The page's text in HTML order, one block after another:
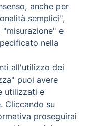
riservati - Vita
Torna
anche per
semplici",
e
nella
all'utilizzo dei
puoi avere
utilizzati e
Cliccando su
proseguirai